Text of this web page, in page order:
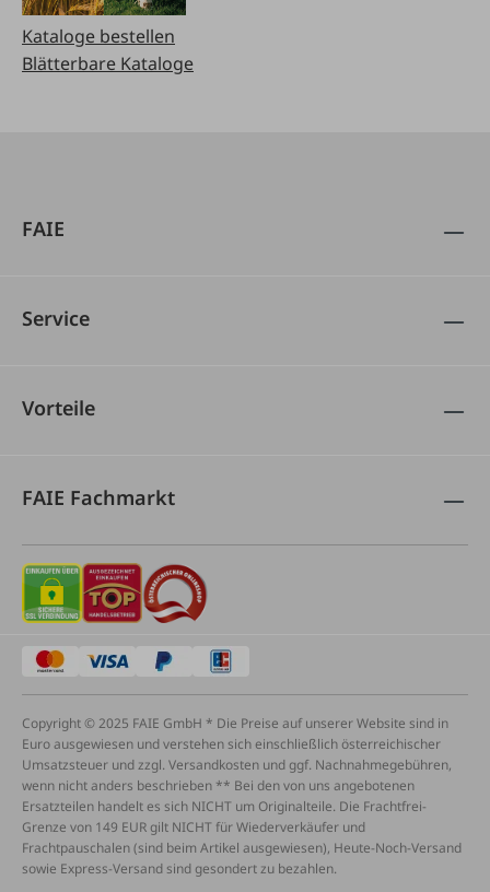
Kataloge bestellen
Blätterbare Kataloge
FAIE
Service
Vorteile
FAIE Fachmarkt
Copyright © 2025 FAIE GmbH * Die Preise auf unserer Website sind in
Euro ausgewiesen und verstehen sich einschließlich österreichischer
Umsatzsteuer und zzgl. Versandkosten und ggf. Nachnahmegebühren,
wenn nicht anders beschrieben ** Bei den von uns angebotenen
Ersatzteilen handelt es sich NICHT um Originalteile. Die Frachtfrei-
Grenze von 149 EUR gilt NICHT für Wiederverkäufer und
Frachtpauschalen (sind beim Artikel ausgewiesen), Heute-Noch-Versand
sowie Express-Versand sind gesondert zu bezahlen.